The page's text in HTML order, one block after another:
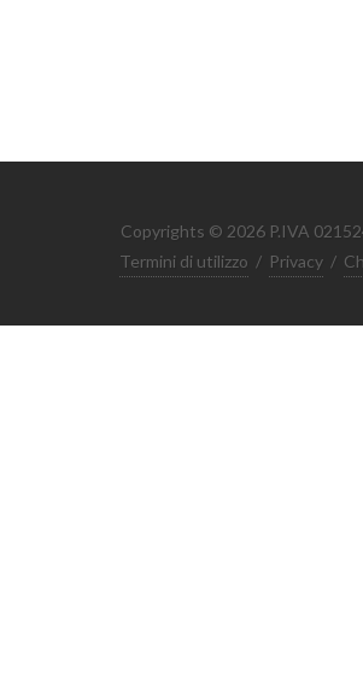
Copyrights © 2026 P.IVA
Termini di utilizzo / Privacy /